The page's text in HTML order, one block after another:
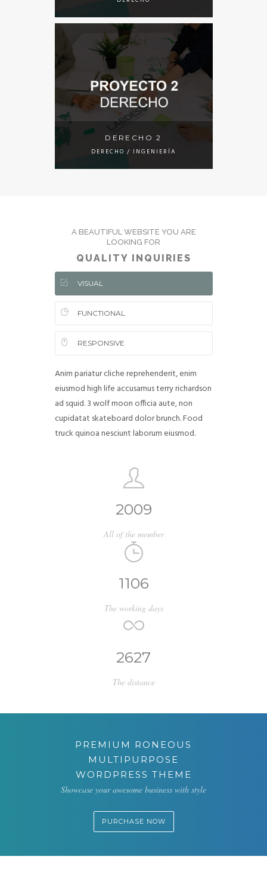
DERECHO 2
DERECHO / INGENIERÍA
A BEAUTIFUL WEBSITE YOU ARE
LOOKING FOR
QUALITY INQUIRIES
VISUAL
FUNCTIONAL
RESPONSIVE
Anim pariatur cliche reprehenderit, enim
eiusmod high life accusamus terry richardson
ad squid. 3 wolf moon officia aute, non
cupidatat skateboard dolor brunch. Food
truck quinoa nesciunt laborum eiusmod.
2009
All of the member
1106
The working days
2627
The distance
PREMIUM RONEOUS
MULTIPURPOSE
WORDPRESS THEME
Showcase your awesome business with style
PURCHASE NOW